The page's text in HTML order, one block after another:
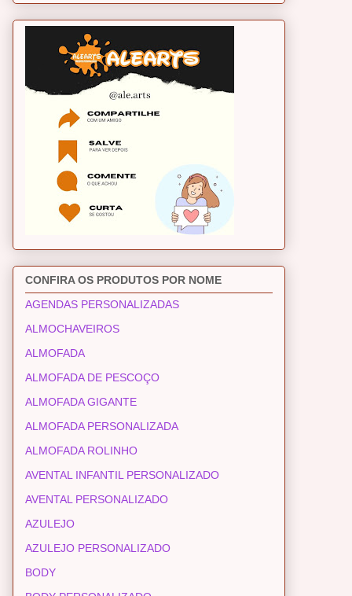
CONFIRA OS PRODUTOS POR NOME
AGENDAS PERSONALIZADAS
ALMOCHAVEIROS
ALMOFADA
ALMOFADA DE PESCOÇO
ALMOFADA GIGANTE
ALMOFADA PERSONALIZADA
ALMOFADA ROLINHO
AVENTAL INFANTIL PERSONALIZADO
AVENTAL PERSONALIZADO
AZULEJO
AZULEJO PERSONALIZADO
BODY